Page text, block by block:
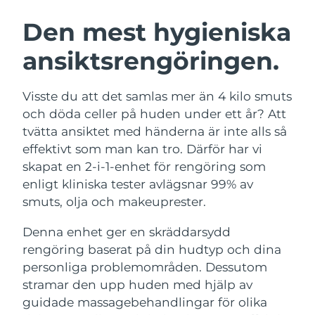
Den mest hygieniska
ansiktsrengöringen.
Visste du att det samlas mer än 4 kilo smuts
och döda celler på huden under ett år? Att
tvätta ansiktet med händerna är inte alls så
effektivt som man kan tro. Därför har vi
skapat en 2-i-1-enhet för rengöring som
enligt kliniska tester avlägsnar 99% av
smuts, olja och makeuprester.
Denna enhet ger en skräddarsydd
rengöring baserat på din hudtyp och dina
personliga problemområden. Dessutom
stramar den upp huden med hjälp av
guidade massagebehandlingar för olika
LUNA™ 4-paket
Anti-aging massage
LUNA™ 4 Plus
Massage, LED heating
LUNA™ 4 Men
For men, anti-aging massage
BEAR™ 2-paket
Microcurrent toning
BEAR™ 2 go
Microcurrent toning on-the-go
BEAR™ 2 eyes & lips
Microcurrent line smoothing device
Återfuktning
UFO™ 3-paket
Deep facial hydration
UFO™ 3 LED
Near-infrared and red light therapy
device
Munvård
issa™ 4
Hybrid silicone sonic toothbrush
issa™ 4 plus
Smart hybrid silicone sonic toothbrush
FAQ™ ANTI-AGING-BEHANDLING
Anti-aging LED-behandlingar
NEW
Österrike Förväntad leverans 8/11/26
Bahrain Förväntad leverans8/12/26
Belgien
Bermuda Förväntad leverans 8/17/26
Bosnien och
Hercegovina
Förväntad leverans8/14/26
Brunei Förväntad leverans
Bulgarien Förväntad leverans
Kanada Förväntad leverans8/15/26
Chile Förväntad leverans8/15/26